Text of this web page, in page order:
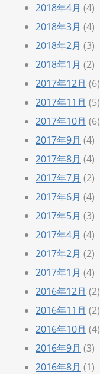
2018年4月 (4)
2018年3月 (4)
2018年2月 (3)
2018年1月 (2)
2017年12月 (6)
2017年11月 (5)
2017年10月 (6)
2017年9月 (4)
2017年8月 (4)
2017年7月 (2)
2017年6月 (4)
2017年5月 (3)
2017年4月 (4)
2017年2月 (2)
2017年1月 (4)
2016年12月 (2)
2016年11月 (2)
2016年10月 (4)
2016年9月 (3)
2016年8月 (1)